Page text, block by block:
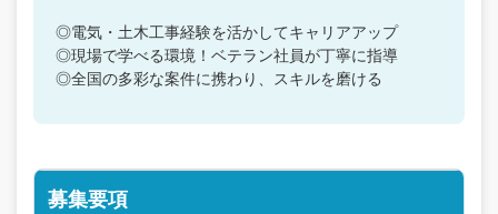
◎電気・土木工事経験を活かしてキャリアアップ
◎現場で学べる環境！ベテラン社員が丁寧に指導
◎全国の多彩な案件に携わり、スキルを磨ける
募集要項